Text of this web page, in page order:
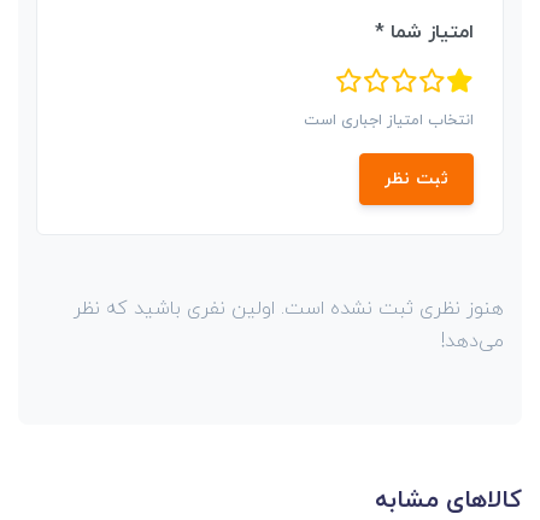
امتیاز شما *
انتخاب امتیاز اجباری است
ثبت نظر
هنوز نظری ثبت نشده است. اولین نفری باشید که نظر
می‌دهد!
کالاهای مشابه